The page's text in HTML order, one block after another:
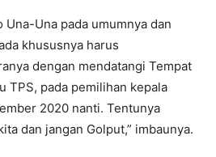
Una-Una pada umumnya dan
khususnya harus
dengan mendatangi Tempat
TPS, pada pemilihan kepala
2020 nanti. Tentunya
dan jangan Golput,” imbaunya.